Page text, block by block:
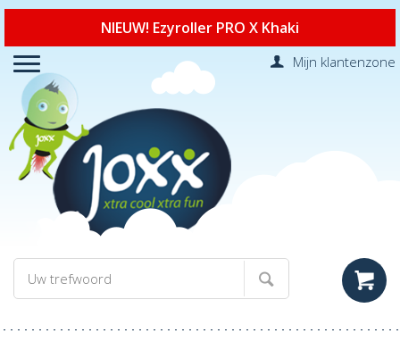
NIEUW! Ezyroller PRO X Khaki
Mijn klantenzone